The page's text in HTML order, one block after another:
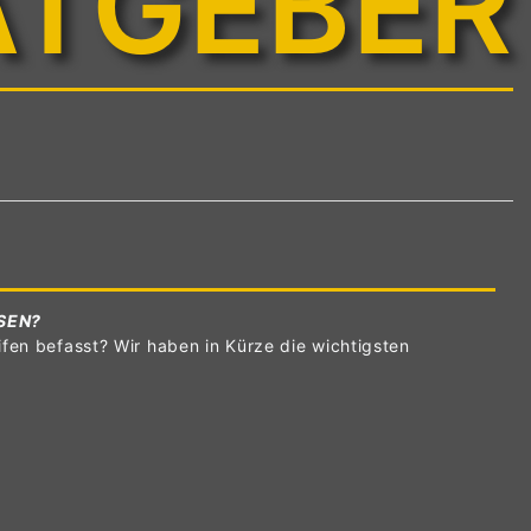
befasst? Wir haben in Kürze die wichtigsten